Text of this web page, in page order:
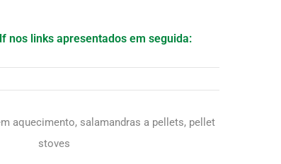
nos links apresentados em seguida: